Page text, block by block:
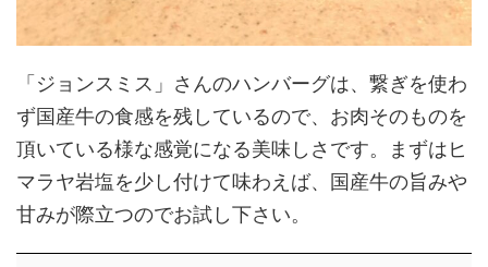
「ジョンスミス」さんのハンバーグは、繋ぎを使わ
ず国産牛の食感を残しているので、お肉そのものを
頂いている様な感覚になる美味しさです。まずはヒ
マラヤ岩塩を少し付けて味わえば、国産牛の旨みや
甘みが際立つのでお試し下さい。